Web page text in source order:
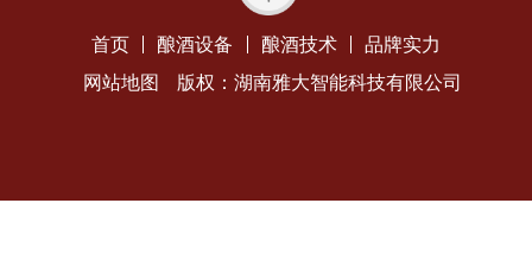
首页 酿酒设备 酿酒技术
品牌实力
网站地图
版权：湖南雅大智能科技有限公司